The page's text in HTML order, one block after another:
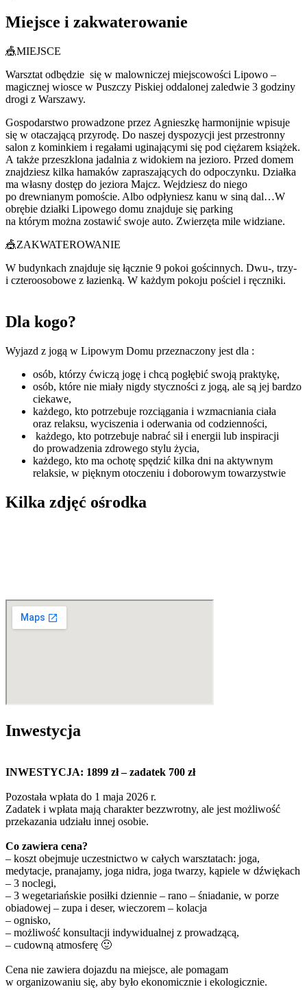
Miejsce i zakwaterowanie
🎪MIEJSCE
Warsztat odbędzie się w malowniczej miejscowości Lipowo –
magicznej wiosce w Puszczy Piskiej oddalonej zaledwie 3 godziny
drogi z Warszawy.
Gospodarstwo prowadzone przez Agnieszkę harmonijnie wpisuje
się w otaczającą przyrodę. Do naszej dyspozycji jest przestronny
salon z kominkiem i regałami uginającymi się pod ciężarem książek.
A także przeszklona jadalnia z widokiem na jezioro. Przed domem
znajdziesz kilka hamaków zapraszających do odpoczynku. Działka
ma własny dostęp do jeziora Majcz. Wejdziesz do niego
po drewnianym pomoście. Albo odpłyniesz kanu w siną dal…W
obrębie działki Lipowego domu znajduje się parking
na którym można zostawić swoje auto. Zwierzęta mile widziane.
🎪ZAKWATEROWANIE
W budynkach znajduje się łącznie 9 pokoi gościnnych. Dwu-, trzy-
i czteroosobowe z łazienką. W każdym pokoju pościel i ręczniki.
Dla kogo?
Wyjazd z jogą w Lipowym Domu przeznaczony jest dla :
osób, którzy ćwiczą jogę i chcą pogłębić swoją praktykę,
osób, które nie miały nigdy styczności z jogą, ale są jej bardzo
ciekawe,
każdego, kto potrzebuje rozciągania i wzmacniania ciała
oraz relaksu, wyciszenia i oderwania od codzienności,
każdego, kto potrzebuje nabrać sił i energii lub inspiracji
do prowadzenia zdrowego stylu życia,
każdego, kto ma ochotę spędzić kilka dni na aktywnym
relaksie, w pięknym otoczeniu i doborowym towarzystwie
Kilka zdjęć ośrodka
Inwestycja
INWESTYCJA: 1899 zł – zadatek 700 zł
Pozostała wpłata do 1 maja 2026 r.
Zadatek i wpłata mają charakter bezzwrotny, ale jest możliwość
przekazania udziału innej osobie.
Co zawiera cena?
– koszt obejmuje uczestnictwo w całych warsztatach: joga,
medytacje, pranajamy, joga nidra, joga twarzy, kąpiele w dźwiękach
– 3 noclegi,
– 3 wegetariańskie posiłki dziennie – rano – śniadanie, w porze
obiadowej – zupa i deser, wieczorem – kolacja
– ognisko,
– możliwość konsultacji indywidualnej z prowadzącą,
– cudowną atmosferę 🙂
Cena nie zawiera dojazdu na miejsce, ale pomagam
w organizowaniu się, aby było ekonomicznie i ekologicznie.